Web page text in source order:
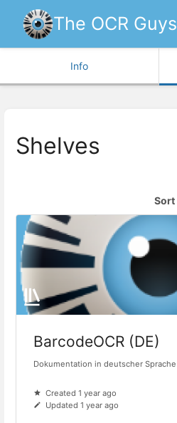
The OCR Guys
Info
Shelves
Sort
BarcodeOCR (DE)
Dokumentation in deutscher Sprache
Created 1 year ago
Updated 1 year ago